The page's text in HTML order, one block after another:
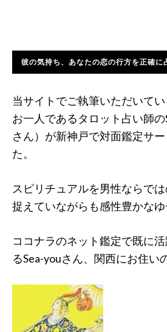
彼の気持ち、あなたの恋の行方を正確に
当サイトでご執筆いただいて
お一人であるタロット占い師
さん）が新神戸で対面鑑定サ
た。
スピリチュアルを男性ならで
捉えていながらも感性豊かなゆ
ココナラのネット鑑定で既に
るSea-youさん、関西にお住い